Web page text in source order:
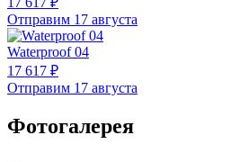
Отправим 17 августа
Waterproof 04
17 617 ₽
Отправим 17 августа
Фотогалерея